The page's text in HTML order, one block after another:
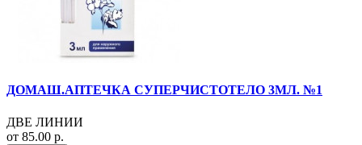
ДОМАШ.АПТЕЧКА СУПЕРЧИСТОТЕЛО 3МЛ. №1
ДВЕ ЛИНИИ
от 85.00 р.